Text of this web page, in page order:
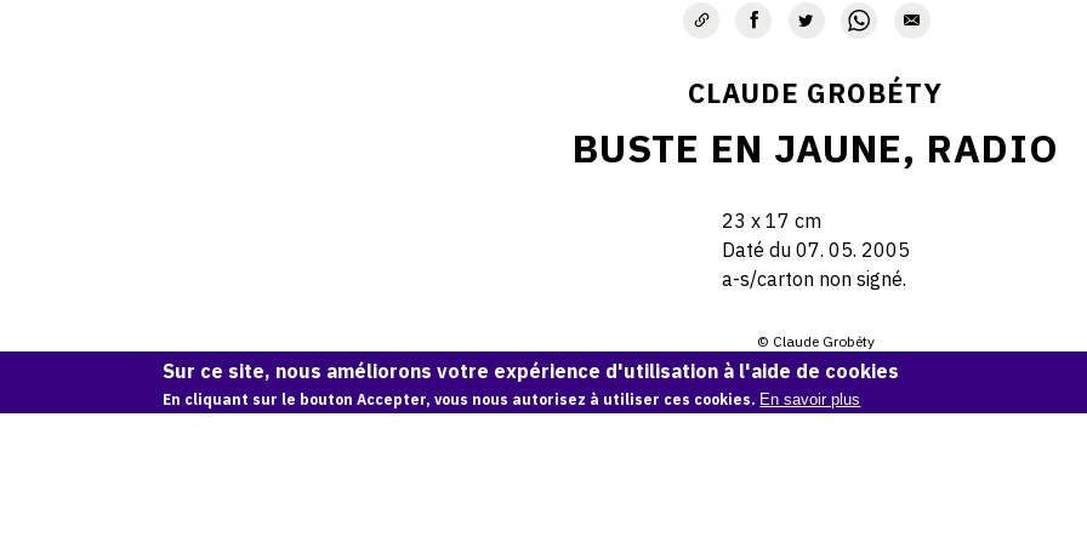
CLAUDE GROBÉTY
BUSTE EN JAUNE, RADIO
23 x 17 cm
Daté du 07. 05. 2005
a-s/carton non signé.
© Claude Grobéty
Demande d'information
Sur ce site, nous améliorons votre expérience d'utilisation à l'aide de cookies
En cliquant sur le bouton Accepter, vous nous autorisez à utiliser ces cookies. En savoir plus